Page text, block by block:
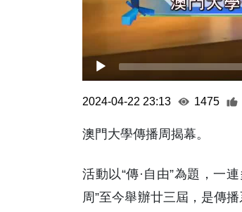
2024-04-22 23:13 1475
澳門大學傳播周揭幕。
活動以“傳·自由”為題，一
周”至今舉辦廿三屆，是傳